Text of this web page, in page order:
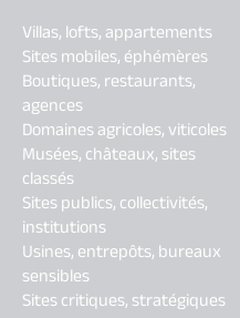
Villas, lofts, appartements
Sites mobiles, éphémères
Boutiques, restaurants,
agences
Domaines agricoles, viticoles
Musées, châteaux, sites
classés
Sites publics, collectivités,
institutions
Usines, entrepôts, bureaux
sensibles
Sites critiques, stratégiques